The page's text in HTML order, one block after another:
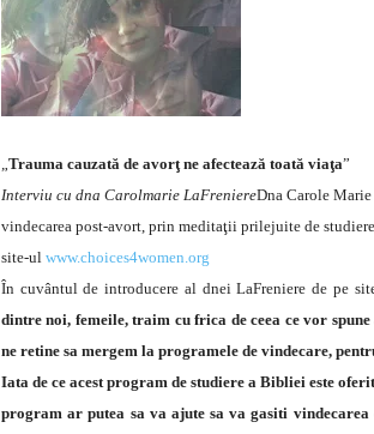
„Trauma cauzată de avorţ ne afectează toată viaţa”
Interviu cu dna Carolmarie LaFreniereDna Carole
vindecarea post-avort, prin meditaţii prilejuite de
site-ul www.choices4women.org
În cuvântul de introducere al dnei LaFreniere de pe
dintre noi, femeile, traim cu frica de ceea ce vor
ne retine sa mergem la programele de vindecare,
Iata de ce acest program de studiere a Bibliei este
program ar putea sa va ajute sa va gasiti